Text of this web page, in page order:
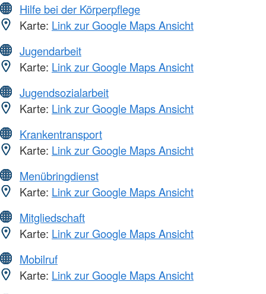
Hilfe bei der Körperpflege
Karte: Link zur Google Maps Ansicht
Jugendarbeit
Karte: Link zur Google Maps Ansicht
Jugendsozialarbeit
Karte: Link zur Google Maps Ansicht
Krankentransport
Karte: Link zur Google Maps Ansicht
Menübringdienst
Karte: Link zur Google Maps Ansicht
Mitgliedschaft
Karte: Link zur Google Maps Ansicht
Mobilruf
Karte: Link zur Google Maps Ansicht